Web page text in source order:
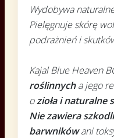
Wydobywa
Pielęgnuje skórę
podrażnień i
Kajal Blue Heaven
roślinnycha jego
ozioła i naturalne
Nie zawiera
barwnikówani